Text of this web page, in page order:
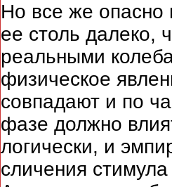
Но все же опасно
ее столь далеко,
реальными
физическое
совпадают и по
фазе должно
логически, и
сличения